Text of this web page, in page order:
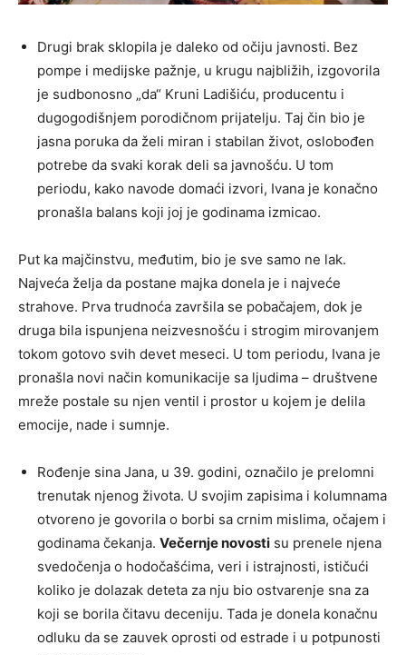
Drugi brak sklopila je daleko od očiju javnosti. Bez
pompe i medijske pažnje, u krugu najbližih, izgovorila
je sudbonosno „da“ Kruni Ladišiću, producentu i
dugogodišnjem porodičnom prijatelju. Taj čin bio je
jasna poruka da želi miran i stabilan život, oslobođen
potrebe da svaki korak deli sa javnošću. U tom
periodu, kako navode domaći izvori, Ivana je konačno
pronašla balans koji joj je godinama izmicao.
Put ka majčinstvu, međutim, bio je sve samo ne lak.
Najveća želja da postane majka donela je i najveće
strahove. Prva trudnoća završila se pobačajem, dok je
druga bila ispunjena neizvesnošću i strogim mirovanjem
tokom gotovo svih devet meseci. U tom periodu, Ivana je
pronašla novi način komunikacije sa ljudima – društvene
mreže postale su njen ventil i prostor u kojem je delila
emocije, nade i sumnje.
Rođenje sina Jana, u 39. godini, označilo je prelomni
trenutak njenog života. U svojim zapisima i kolumnama
otvoreno je govorila o borbi sa crnim mislima, očajem i
godinama čekanja. Večernje novosti su prenele njena
svedočenja o hodočašćima, veri i istrajnosti, ističući
koliko je dolazak deteta za nju bio ostvarenje sna za
koji se borila čitavu deceniju. Tada je donela konačnu
odluku da se zauvek oprosti od estrade i u potpunosti